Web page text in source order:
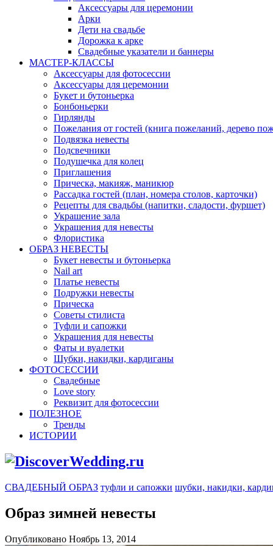
Аксессуары для церемонии
Арки
Дети на свадьбе
Дорожка к арке
Свадебные указатели и баннеры
МАСТЕР-КЛАССЫ
Аксессуары для фотосессии
Аксессуары для церемонии
Букет и бутоньерка
Бонбоньерки
Гирлянды
Пожелания от гостей (книга пожеланий, дерево
Подвязка невесты
Подсвечники
Подушечка для колец
Приглашения
Прическа, макияж, маникюр
Рассадка гостей (план, номера столов, карточки)
Рецепты для свадьбы (напитки, сладости, фуршет)
Украшение зала
Украшения для невесты
Флористика
ОБРАЗ НЕВЕСТЫ
Букет невесты и бутоньерка
Nail art
Платье невесты
Подружки невесты
Прическа
Советы стилиста
Туфли и сапожки
Украшения для невесты
Фаты и вуалетки
Шубки, накидки, кардиганы
ФОТОСЕССИИ
Свадебные
Love story
Реквизит для фотосессии
ПОЛЕЗНОЕ
Тренды
ИСТОРИИ
СВАДЕБНЫЙ ОБРАЗ туфли и сапожки шубки, накидки,
Образ зимней невесты
Опубликовано Ноябрь 13, 2014